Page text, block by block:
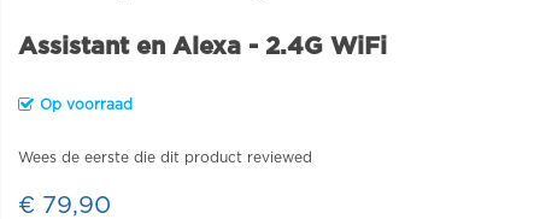
Assistant en Alexa - 2.4G WiFi
Op voorraad
Wees de eerste die dit product reviewed
€ 79,90